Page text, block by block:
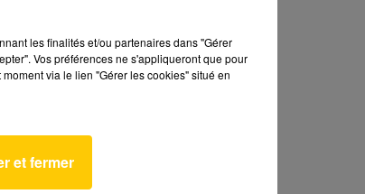
les finalités et/ou partenaires dans "Gérer
Vos préférences ne s'appliqueront que pour
via le lien "Gérer les cookies" situé en
et fermer